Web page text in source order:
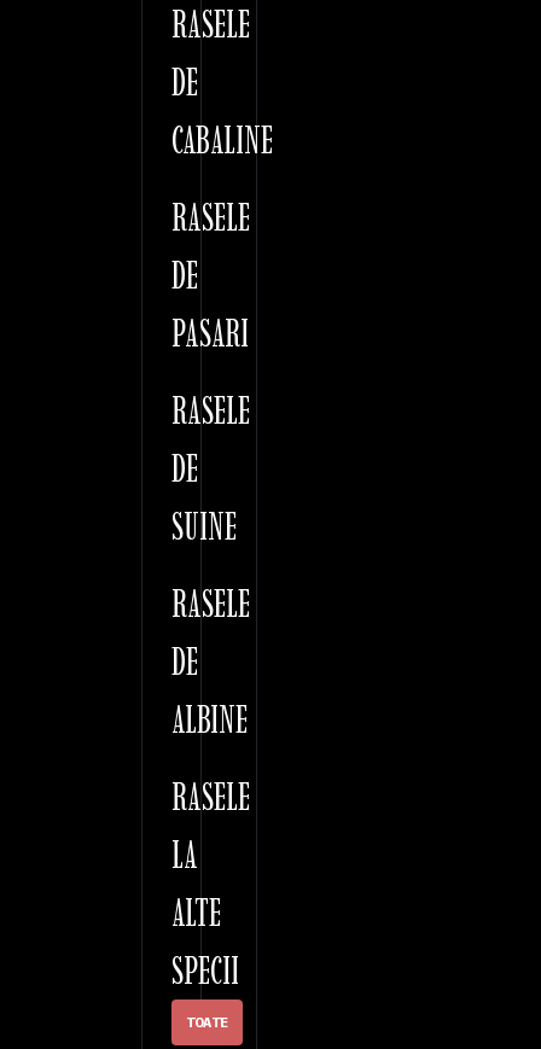
RASELE
DE
CABALINE
RASELE
DE
PASARI
RASELE
DE
SUINE
RASELE
DE
ALBINE
RASELE
LA
ALTE
SPECII
TOATE